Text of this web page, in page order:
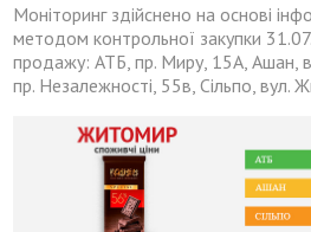
Моніторинг здійснено на основі
методом контрольної закупки
продажу: АТБ, пр. Миру, 15А, Ашан,
пр. Незалежності, 55в, Сільпо, вул.